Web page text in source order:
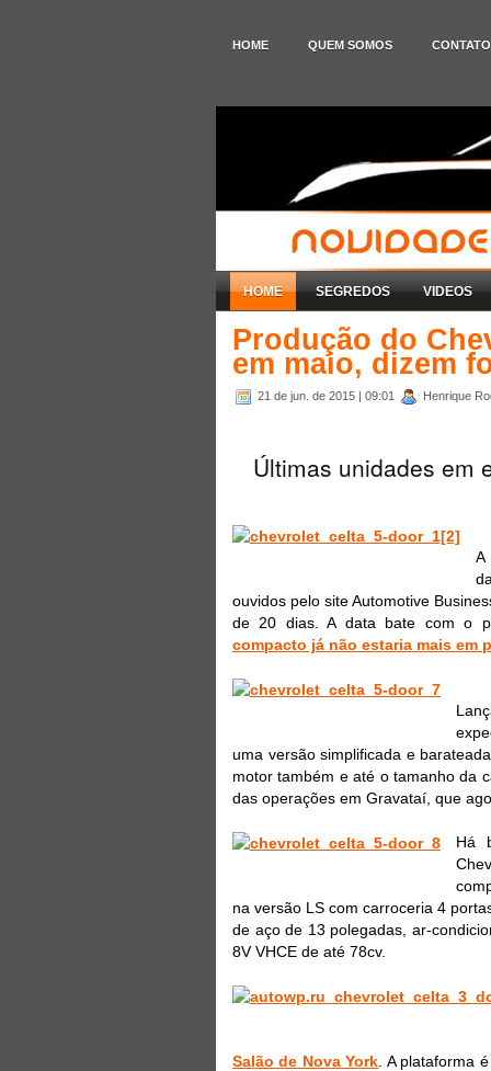
HOME QUEM SOMOS CONTATO
HOME SEGREDOS VIDEOS
Produção do
em maio, dizem
21 de jun. de 2015 | 09:01 Henrique
Últimas unidades em
A
ouvidos pelo site Automotive
de 20 dias. A data bate com o
compacto já não estaria mais em
uma versão simplificada e
motor também e até o tamanho da
das operações em Gravataí, que
Há
na versão LS com carroceria 4
de aço de 13 polegadas, ar-
8V VHCE de até 78cv.
Salão de Nova York . A plataforma